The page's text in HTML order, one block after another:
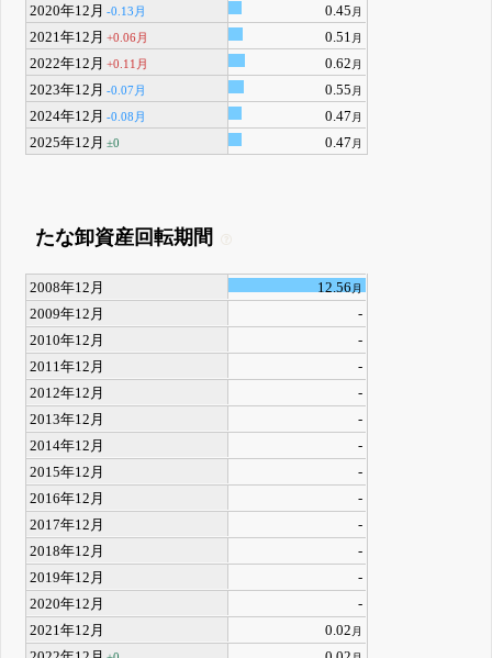
2020年12月 -0.13月 0.45 月
2021年12月 +0.06月 0.51 月
2022年12月 +0.11月 0.62 月
2023年12月 -0.07月 0.55 月
2024年12月 -0.08月 0.47 月
2025年12月 ±0 0.47 月
たな卸資産回転期間
2008年12月 12.56 月
2009年12月
-
2010年12月
-
2011年12月
-
2012年12月
-
2013年12月
-
2014年12月
-
2015年12月
-
2016年12月
-
2017年12月
-
2018年12月
-
2019年12月
-
2020年12月
-
2021年12月
0.02 月